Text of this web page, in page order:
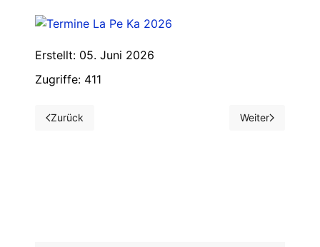
Erstellt: 05. Juni 2026
Zugriffe: 411
Vorheriger Beitrag: Dance Fitness: Bewegen, Schwitzen,
Zurück Nächster
Weiter